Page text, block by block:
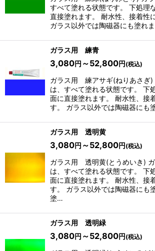
すべて塗れる状態です。 下処理
直接塗れます。 耐水性、接着性
ガラス以外では陶磁器にも塗れ
ガラス用 練青
3,080円 ～52,800円 (税込)
ガラス用 練アサギ(ねりあさぎ)
は、すべて塗れる状態です。 下
面に直接塗れます。 耐水性、接
す。 ガラス以外では陶磁器にも
ガラス用 透明黄
3,080円 ～52,800円 (税込)
ガラス用 透明黄(とうめいき)
は、すべて塗れる状態です。 下
面に直接塗れます。 耐水性、接
す。 ガラス以外では陶磁器にも
塗…
ガラス用 透明緑
3,080円 ～52,800円 (税込)